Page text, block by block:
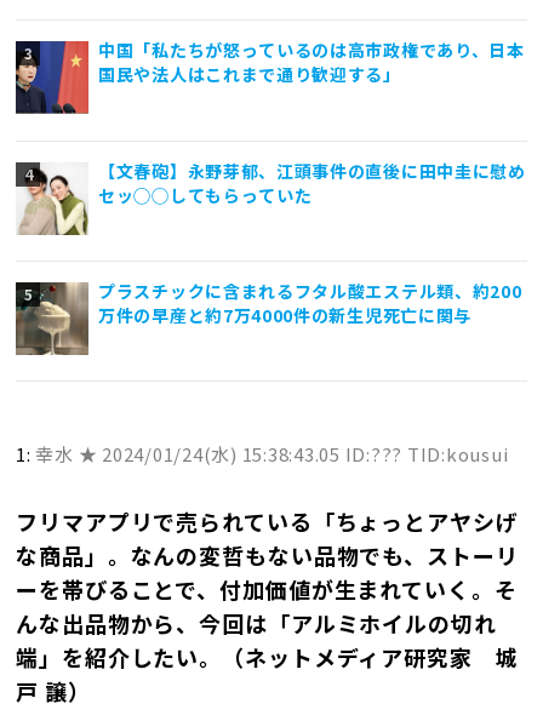
中国「私たちが怒っているのは高市政権であり、日本
国民や法人はこれまで通り歓迎する」
【文春砲】永野芽郁、江頭事件の直後に田中圭に慰め
セッ◯◯してもらっていた
プラスチックに含まれるフタル酸エステル類、約200
万件の早産と約7万4000件の新生児死亡に関与
1: 幸水 ★ 2024/01/24(水) 15:38:43.05 ID:??? TID:kousui
フリマアプリで売られている「ちょっとアヤシげ
な商品」。なんの変哲もない品物でも、ストーリ
ーを帯びることで、付加価値が生まれていく――。そ
んな出品物から、今回は「アルミホイルの切れ
端」を紹介したい。（ネットメディア研究家 城
戸 譲）